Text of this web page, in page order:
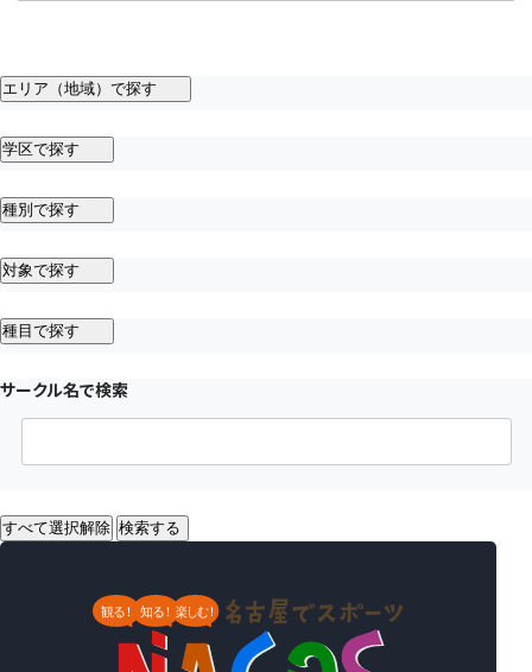
エリア（地域）で探す
学区で探す
種別で探す
対象で探す
種目で探す
サークル名で検索
すべて選択解除 検索する